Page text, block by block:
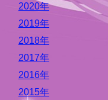
2020年
2019年
2018年
2017年
2016年
2015年